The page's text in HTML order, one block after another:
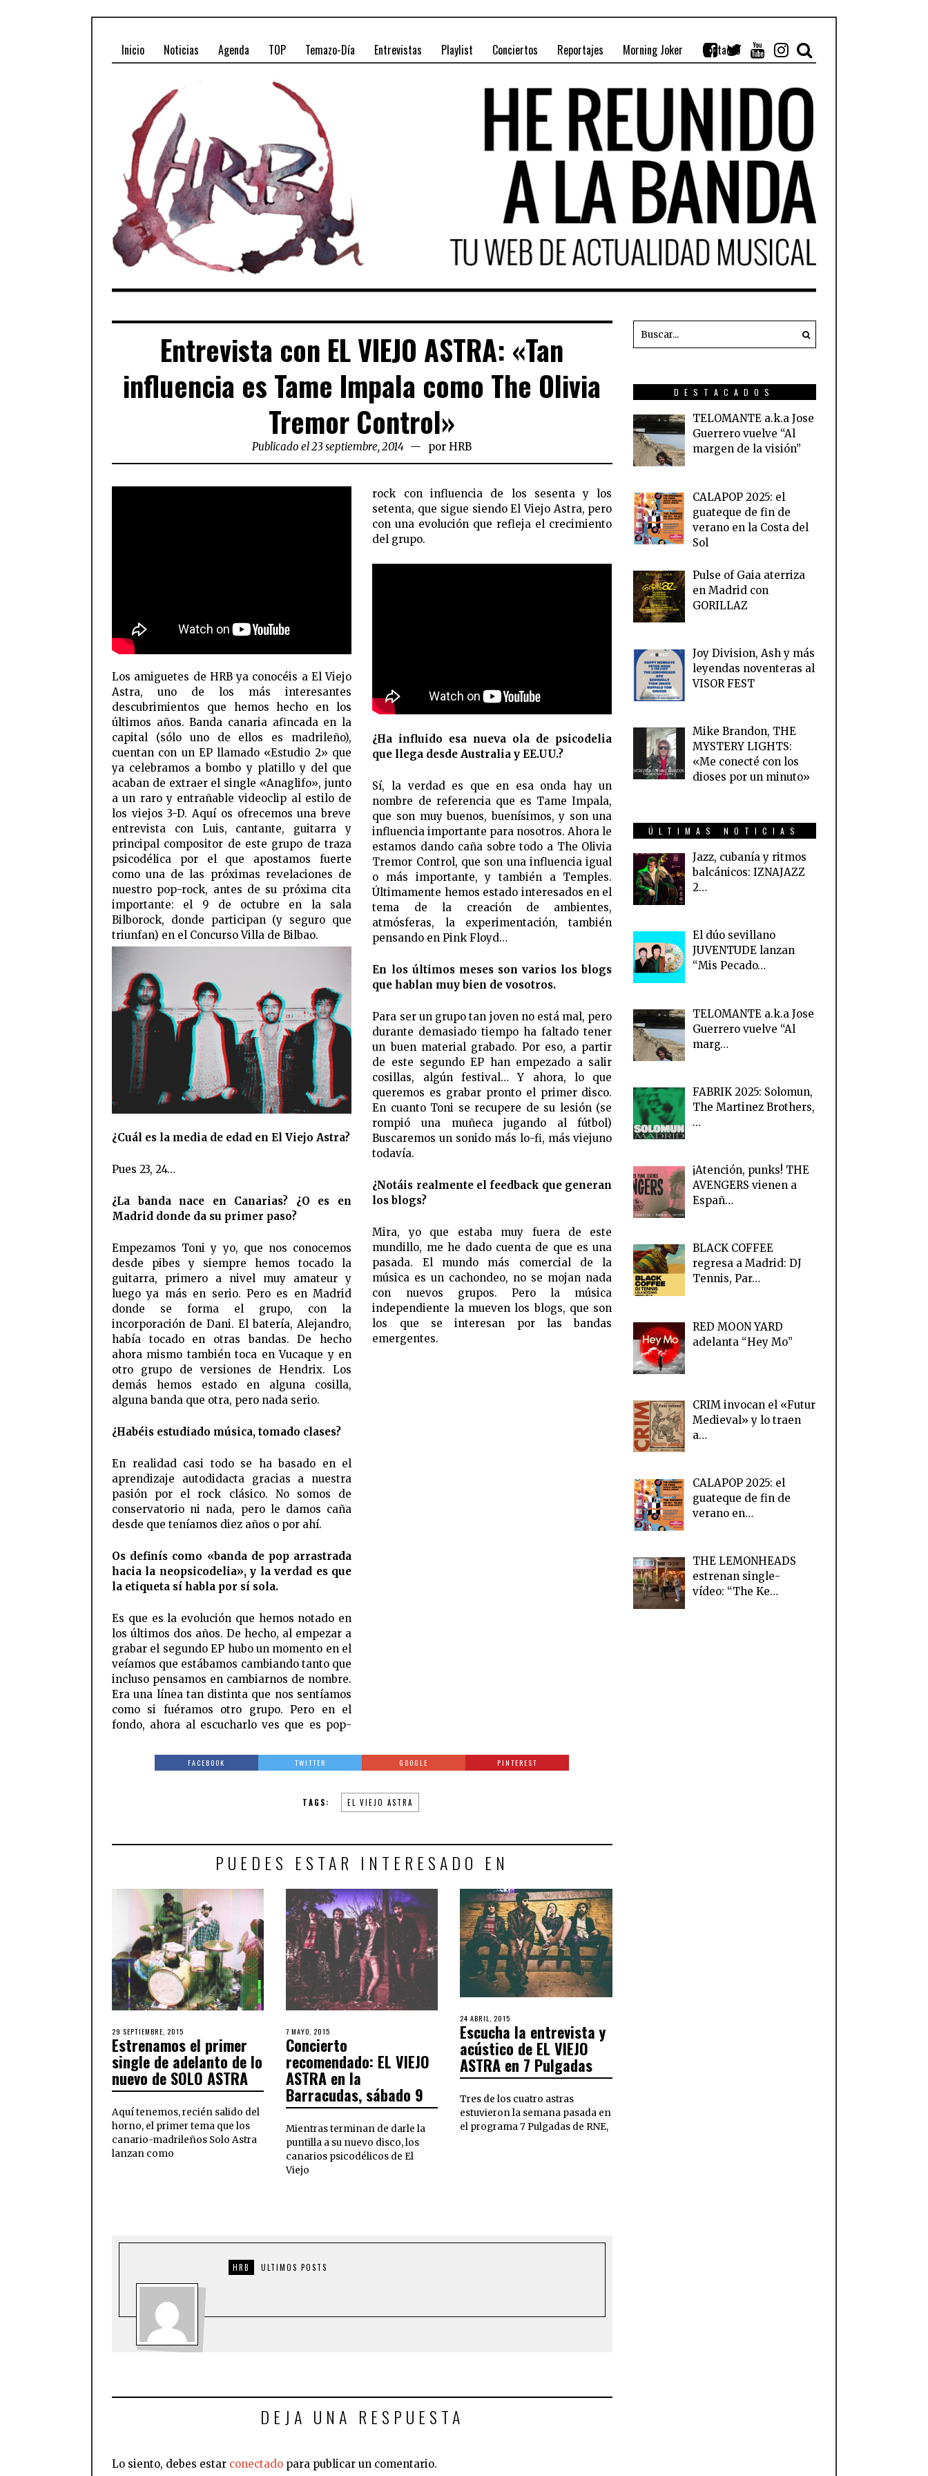
Inicio Noticias Agenda TOP Temazo-Día Entrevistas Playlist Conciertos Reportajes Morning Joker Contacto
Entrevista con EL VIEJO ASTRA: «Tan
influencia es Tame Impala como The Olivia
Tremor Control»
Publicado el 23 septiembre, 2014 porHRB
Los amiguetes de HRB ya conocéis a El Viejo
Astra, uno de los más interesantes
descubrimientos que hemos hecho en los
últimos años. Banda canaria afincada en la
capital (sólo uno de ellos es madrileño),
cuentan con un EP llamado «Estudio 2» que
ya celebramos a bombo y platillo y del que
acaban de extraer el single «Anaglifo», junto
a un raro y entrañable videoclip al estilo de
los viejos 3-D. Aquí os ofrecemos una breve
entrevista con Luis, cantante, guitarra y
principal compositor de este grupo de traza
psicodélica por el que apostamos fuerte
como una de las próximas revelaciones de
nuestro pop-rock, antes de su próxima cita
importante: el 9 de octubre en la sala
Bilborock, donde participan (y seguro que
triunfan) en el Concurso Villa de Bilbao.
¿Cuál es la media de edad en El Viejo Astra?
Pues 23, 24…
¿La banda nace en Canarias? ¿O es en
Madrid donde da su primer paso?
Empezamos Toni y yo, que nos conocemos
desde pibes y siempre hemos tocado la
guitarra, primero a nivel muy amateur y
luego ya más en serio. Pero es en Madrid
donde se forma el grupo, con la
incorporación de Dani. El batería, Alejandro,
había tocado en otras bandas. De hecho
ahora mismo también toca en Vucaque y en
otro grupo de versiones de Hendrix. Los
demás hemos estado en alguna cosilla,
alguna banda que otra, pero nada serio.
¿Habéis estudiado música, tomado clases?
En realidad casi todo se ha basado en el
aprendizaje autodidacta gracias a nuestra
pasión por el rock clásico. No somos de
conservatorio ni nada, pero le damos caña
desde que teníamos diez años o por ahí.
Os definís como «banda de pop arrastrada
hacia la neopsicodelia», y la verdad es que
la etiqueta sí habla por sí sola.
Es que es la evolución que hemos notado en
los últimos dos años. De hecho, al empezar a
grabar el segundo EP hubo un momento en el
veíamos que estábamos cambiando tanto que
incluso pensamos en cambiarnos de nombre.
Era una línea tan distinta que nos sentíamos
como si fuéramos otro grupo. Pero en el
fondo, ahora al escucharlo ves que es pop-
rock con influencia de los sesenta y los
setenta, que sigue siendo El Viejo Astra, pero
con una evolución que refleja el crecimiento
del grupo.
¿Ha influido esa nueva ola de psicodelia
que llega desde Australia y EE.UU.?
Sí, la verdad es que en esa onda hay un
nombre de referencia que es Tame Impala,
que son muy buenos, buenísimos, y son una
influencia importante para nosotros. Ahora le
estamos dando caña sobre todo a The Olivia
Tremor Control, que son una influencia igual
o más importante, y también a Temples.
Últimamente hemos estado interesados en el
tema de la creación de ambientes,
atmósferas, la experimentación, también
pensando en Pink Floyd…
En los últimos meses son varios los blogs
que hablan muy bien de vosotros.
Para ser un grupo tan joven no está mal, pero
durante demasiado tiempo ha faltado tener
un buen material grabado. Por eso, a partir
de este segundo EP han empezado a salir
cosillas, algún festival… Y ahora, lo que
queremos es grabar pronto el primer disco.
En cuanto Toni se recupere de su lesión (se
rompió una muñeca jugando al fútbol)
Buscaremos un sonido más lo-fi, más viejuno
todavía.
¿Notáis realmente el feedback que generan
los blogs?
Mira, yo que estaba muy fuera de este
mundillo, me he dado cuenta de que es una
pasada. El mundo más comercial de la
música es un cachondeo, no se mojan nada
con nuevos grupos. Pero la música
independiente la mueven los blogs, que son
los que se interesan por las bandas
emergentes.
FACEBOOK TWITTER GOOGLE PINTEREST
TAGS: EL VIEJO ASTRA
PUEDES ESTAR INTERESADO EN
29 SEPTIEMBRE, 2015
Estrenamos el primer
single de adelanto de lo
nuevo de SOLO ASTRA
Aquí tenemos, recién salido del
horno, el primer tema que los
canario-madrileños Solo Astra
lanzan como
7 MAYO, 2015
Concierto
recomendado: EL VIEJO
ASTRA en la
Barracudas, sábado 9
Mientras terminan de darle la
puntilla a su nuevo disco, los
canarios psicodélicos de El
Viejo
24 ABRIL, 2015
Escucha la entrevista y
acústico de EL VIEJO
ASTRA en 7 Pulgadas
Tres de los cuatro astras
estuvieron la semana pasada en
el programa 7 Pulgadas de RNE,
HRB ULTIMOS POSTS
DEJA UNA RESPUESTA
Lo siento, debes estar conectado para publicar un comentario.
DESTACADOS
TELOMANTE a.k.a Jose
Guerrero vuelve “Al
margen de la visión”
CALAPOP 2025: el
guateque de fin de
verano en la Costa del
Sol
Pulse of Gaia aterriza
en Madrid con
GORILLAZ
Joy Division, Ash y más
leyendas noventeras al
VISOR FEST
Mike Brandon, THE
MYSTERY LIGHTS:
«Me conecté con los
dioses por un minuto»
ÚLTIMAS NOTICIAS
Jazz, cubanía y ritmos
balcánicos: IZNAJAZZ
2…
El dúo sevillano
JUVENTUDE lanzan
“Mis Pecado…
TELOMANTE a.k.a Jose
Guerrero vuelve “Al
marg…
FABRIK 2025: Solomun,
The Martinez Brothers,
…
¡Atención, punks! THE
AVENGERS vienen a
Españ…
BLACK COFFEE
regresa a Madrid: DJ
Tennis, Par…
RED MOON YARD
adelanta “Hey Mo”
CRIM invocan el «Futur
Medieval» y lo traen
a…
CALAPOP 2025: el
guateque de fin de
verano en…
THE LEMONHEADS
estrenan single-
vídeo: “The Ke…